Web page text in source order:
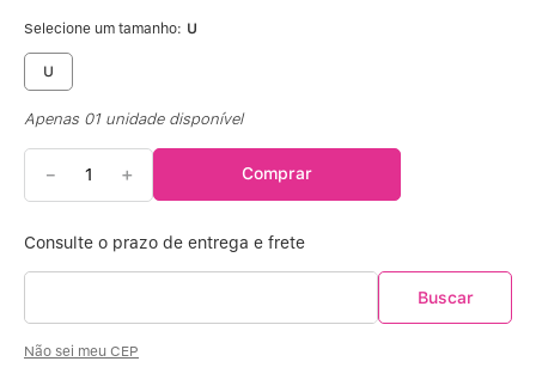
Selecione um tamanho: U
U
Apenas 01 unidade disponível
＋
－ Comprar
Não sei meu CEP
6º Calcinha Cintura Alta
9º Sutiã Sustentação